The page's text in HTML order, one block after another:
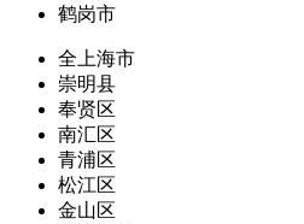
鹤岗市
全上海市
崇明县
奉贤区
南汇区
青浦区
松江区
金山区